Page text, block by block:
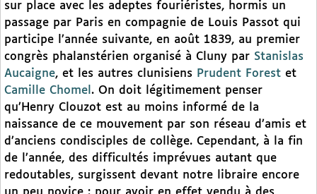
sur place avec les adeptes fouriéristes, hormis un
passage par Paris en compagnie de Louis Passot qui
participe l’année suivante, en août 1839, au premier
congrès phalanstérien organisé à Cluny par Stanislas
Aucaigne, et les autres clunisiens Prudent Forest et
Camille Chomel . On doit légitimement penser
qu’Henry Clouzot est au moins informé de la
naissance de ce mouvement par son réseau d’amis et
d’anciens condisciples de collège. Cependant, à la fin
de l’année, des difficultés imprévues autant que
redoutables, surgissent devant notre libraire encore